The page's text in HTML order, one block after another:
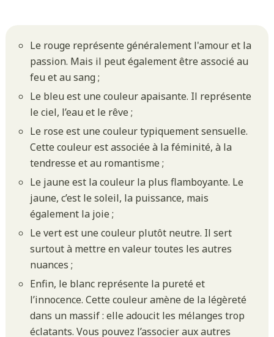
Le rouge représente généralement l'amour et la
passion. Mais il peut également être associé au
feu et au sang ;
Le bleu est une couleur apaisante. Il représente
le ciel, l’eau et le rêve ;
Le rose est une couleur typiquement sensuelle.
Cette couleur est associée à la féminité, à la
tendresse et au romantisme ;
Le jaune est la couleur la plus flamboyante. Le
jaune, c’est le soleil, la puissance, mais
également la joie ;
Le vert est une couleur plutôt neutre. Il sert
surtout à mettre en valeur toutes les autres
nuances ;
Enfin, le blanc représente la pureté et
l’innocence. Cette couleur amène de la légèreté
dans un massif : elle adoucit les mélanges trop
éclatants. Vous pouvez l’associer aux autres